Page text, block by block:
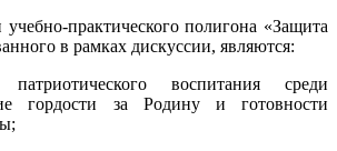
практического полигона «Защита
в рамках дискуссии, являются:
воспитания среди
гордости за Родину и готовности